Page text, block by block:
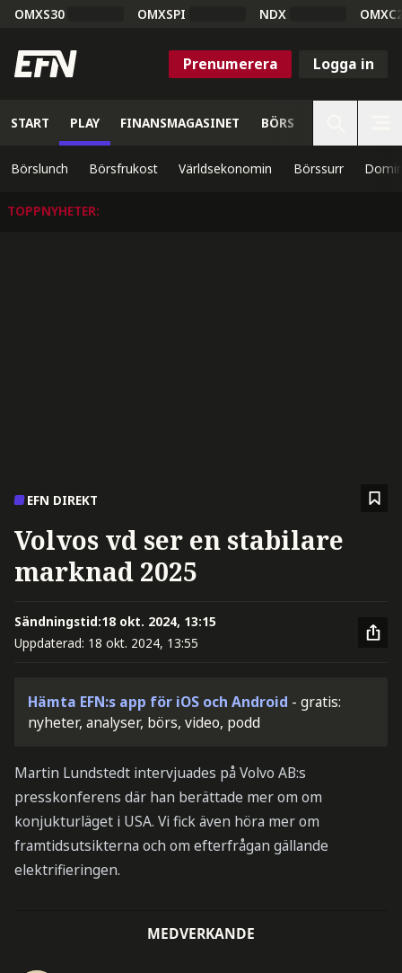
OMXS30 OMXSPI NDX
Prenumerera Logga in
START PLAY FINANSMAGASINET BÖRS
Börslunch Börsfrukost Världsekonomin Börssurr
TOPPNYHETER:
EFN DIREKT
Volvos vd ser en stabilare
marknad 2025
Sändningstid:18 okt. 2024, 13:15
Uppdaterad: 18 okt. 2024, 13:55
Hämta EFN:s app för iOS och Android - gratis:
nyheter, analyser, börs, video, podd
Martin Lundstedt intervjuades på Volvo AB:s
presskonferens där han berättade mer om om
konjukturläget i USA. Vi fick även höra mer om
framtidsutsikterna och om efterfrågan gällande
elektrifieringen.
MEDVERKANDE